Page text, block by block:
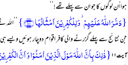
ہوا اُن لوگوں کا جو ان سے پہلے تھے!‘‘
{دَمَّرَ اللّٰہُ عَلَیۡہِمۡ ۫ وَ لِلۡکٰفِرِیۡنَ اَمۡثَالُہَا ﴿۱۰﴾}
جن نتائج سے پہلے گزرنے والی کافر اقوام دوچار ہوئیں ویسے
آیت ۱۱ {ذٰلِکَ بِاَنَّ اللّٰہَ مَوۡلَی الَّذِیۡنَ اٰمَنُوۡا وَ اَنَّ الۡکٰفِرِیۡنَ